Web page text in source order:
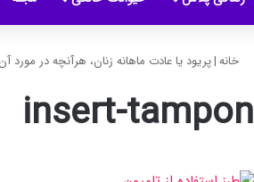
خانه|پریود یا عادت ماهانه زنان، هرآنچه در مورد آن
insert-tampon